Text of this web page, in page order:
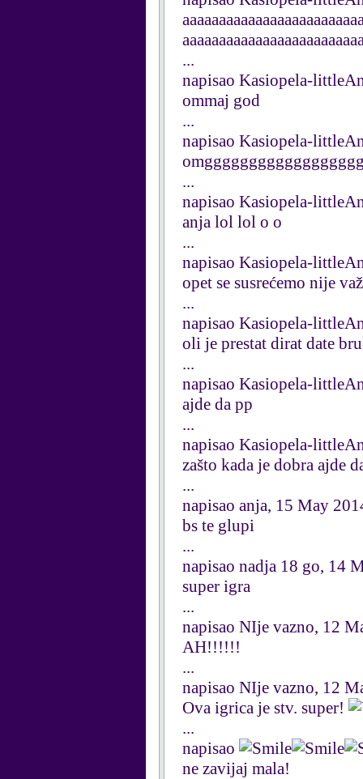
...
napisao Kasiopela-
ommaj god
...
napisao Kasiopela-
...
napisao Kasiopela-
anja lol lol o o
...
napisao Kasiopela-
opet se susrećemo nije
...
napisao Kasiopela-
oli je prestat dirat date
...
napisao Kasiopela-
ajde da pp
...
napisao Kasiopela-
zašto kada je dobra ajde
...
napisao anja, 15 May
bs te glupi
...
napisao nadja 18 go, 14
super igra
...
napisao NIje vazno, 12
AH!!!!!!
...
napisao NIje vazno, 12
Ova igrica je stv. super!
...
napisao
ne zavijaj mala!